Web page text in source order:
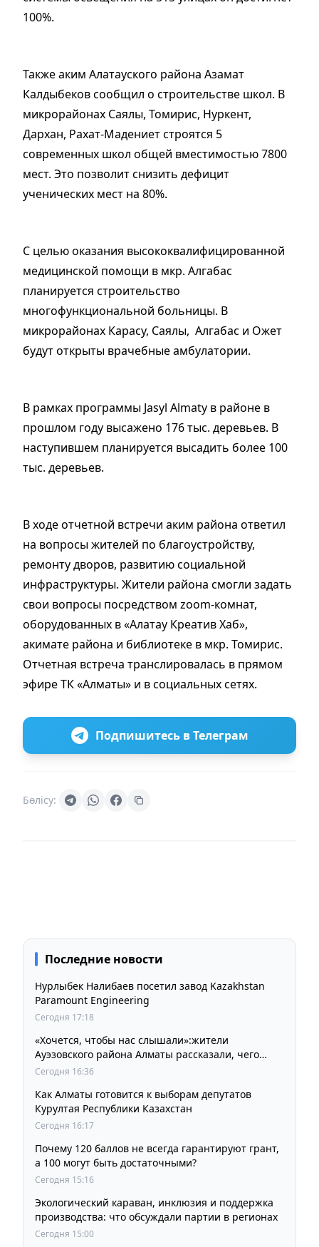
100%.
Также аким Алатауского района Азамат
Калдыбеков сообщил о строительстве школ. В
микрорайонах Саялы, Томирис, Нуркент,
Дархан, Рахат-Мадениет строятся 5
современных школ общей вместимостью 7800
мест. Это позволит снизить дефицит
ученических мест на 80%.
С целью оказания высококвалифицированной
медицинской помощи в мкр. Алгабас
планируется строительство
многофункциональной больницы. В
микрорайонах Карасу, Саялы, Алгабас и Ожет
будут открыты врачебные амбулатории.
В рамках программы Jasyl Almaty в районе в
прошлом году высажено 176 тыс. деревьев. В
наступившем планируется высадить более 100
тыс. деревьев.
В ходе отчетной встречи аким района ответил
на вопросы жителей по благоустройству,
ремонту дворов, развитию социальной
инфраструктуры. Жители района смогли задать
свои вопросы посредством zoom-комнат,
оборудованных в «Алатау Креатив Хаб»,
акимате района и библиотеке в мкр. Томирис.
Отчетная встреча транслировалась в прямом
эфире ТК «Алматы» и в социальных сетях.
Подпишитесь в Телеграм
Бөлісу:
Последние новости
Нурлыбек Налибаев посетил завод Kazakhstan
Paramount Engineering
Сегодня 17:18
«Хочется, чтобы нас слышали»:жители
Ауэзовского района Алматы рассказали, чего
ждут от выборов депутатов Курултая
Сегодня 16:36
Как Алматы готовится к выборам депутатов
Курултая Республики Казахстан
Сегодня 16:17
Почему 120 баллов не всегда гарантируют грант,
а 100 могут быть достаточными?
Сегодня 15:16
Экологический караван, инклюзия и поддержка
производства: что обсуждали партии в регионах
Сегодня 15:00